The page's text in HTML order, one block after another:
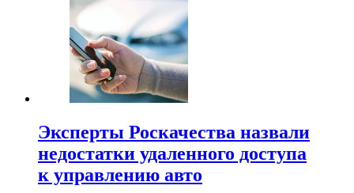
Эксперты Роскачества назвали
недостатки удаленного доступа
к управлению авто